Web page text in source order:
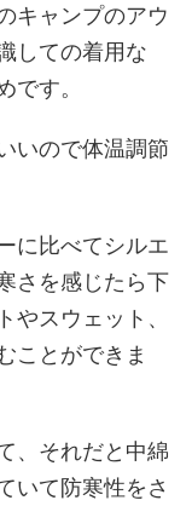
キャンプのアウ
しての着用な
です。
いので体温調節
に比べてシルエ
さを感じたら下
やスウェット、
ことができま
、それだと中綿
いて防寒性をさ